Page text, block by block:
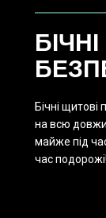
Бічні
на всю
майже під
час подорожі!